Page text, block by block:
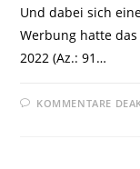
Und dabei sich
Werbung hatte
2022 (Az.: 91…
KOMMENTARE